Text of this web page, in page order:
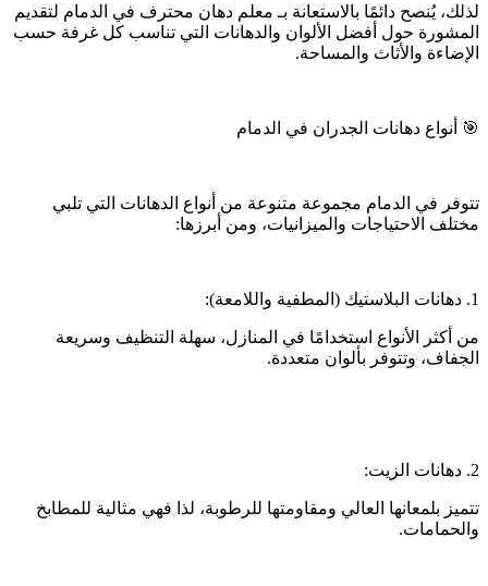
لذلك، يُنصح دائمًا بالاستعانة بـ معلم دهان محترف في الدمام لتقديم
المشورة حول أفضل الألوان والدهانات التي تناسب كل غرفة حسب
الإضاءة والأثاث والمساحة.
🎯 أنواع دهانات الجدران في الدمام
تتوفر في الدمام مجموعة متنوعة من أنواع الدهانات التي تلبي
مختلف الاحتياجات والميزانيات، ومن أبرزها:
1. دهانات البلاستيك (المطفية واللامعة):
من أكثر الأنواع استخدامًا في المنازل، سهلة التنظيف وسريعة
الجفاف، وتتوفر بألوان متعددة.
2. دهانات الزيت:
تتميز بلمعانها العالي ومقاومتها للرطوبة، لذا فهي مثالية للمطابخ
والحمامات.